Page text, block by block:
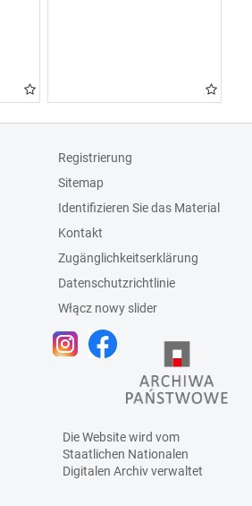
Registrierung
Sitemap
Identifizieren Sie das Material
Kontakt
Zugänglichkeitserklärung
Datenschutzrichtlinie
Włącz nowy slider
Die Website wird vom
Staatlichen Nationalen
Digitalen Archivverwaltet